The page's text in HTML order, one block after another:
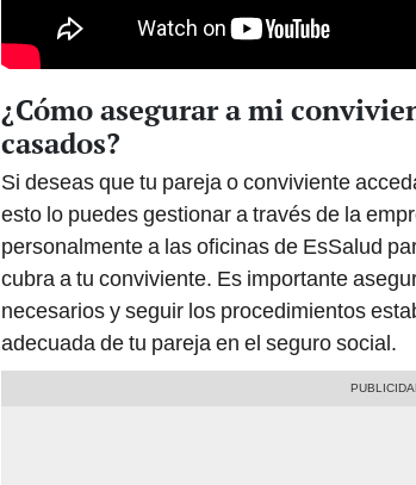
¿Cómo asegurar a mi
casados?
Si deseas que tu pareja o conviviente
esto lo puedes gestionar a través de la
personalmente a las oficinas de EsSalud
cubra a tu conviviente. Es importante
necesarios y seguir los procedimientos
adecuada de tu pareja en el seguro social.